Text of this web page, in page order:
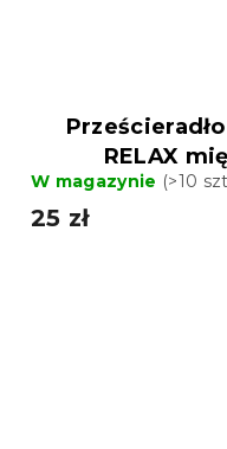
RELAX
W magazynie (>10
25 zł